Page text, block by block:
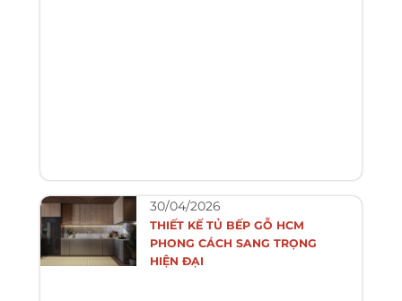
30/04/2026
THIẾT KẾ TỦ BẾP GỖ HCM
PHONG CÁCH SANG TRỌNG
HIỆN ĐẠI